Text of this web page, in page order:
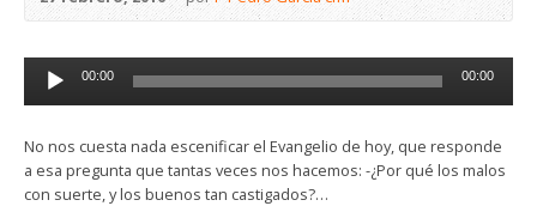
Reproductor
00:00 00:00
No nos cuesta nada escenificar el Evangelio de hoy, que responde
a esa pregunta que tantas veces nos hacemos: -¿Por qué los malos
con suerte, y los buenos tan castigados?…